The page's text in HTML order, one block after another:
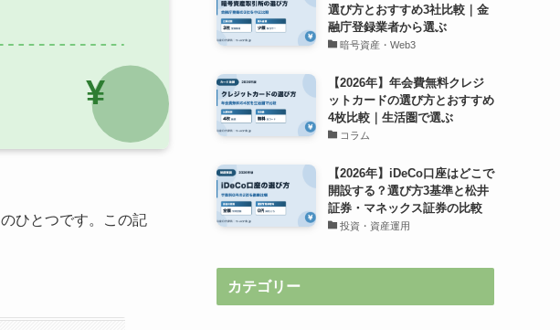
ひとつです。この記
選び方とおすすめ3社比較｜金
融庁登録業者から選ぶ
暗号資産・Web3
【2026年】年会費無料クレジ
ットカードの選び方とおすすめ
4枚比較｜生活圏で選ぶ
コラム
【2026年】iDeCo口座はどこで
開設する？選び方3基準と松井
証券・マネックス証券の比較
投資・資産運用
カテゴリー